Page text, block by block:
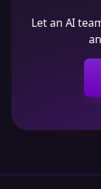
Let an AI